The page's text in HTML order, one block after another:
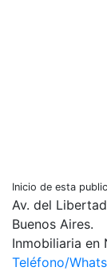
Inicio de esta
Av. del
Buenos Aires.
Inmobiliaria en
Teléfono/